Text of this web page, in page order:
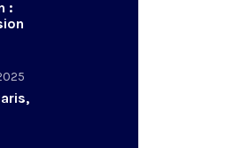
: